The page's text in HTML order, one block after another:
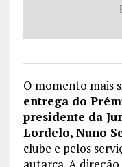
O momento mais
entrega do
presidente da
Lordelo, Nuno
clube e pelos